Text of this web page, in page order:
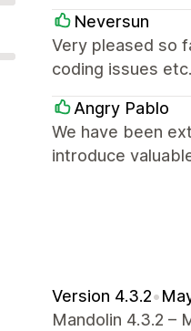
Neversun
Very pleased so
coding issues etc.
Angry Pablo
We have been
introduce
Version 4.3.2•
Mandolin 4.3.2 –